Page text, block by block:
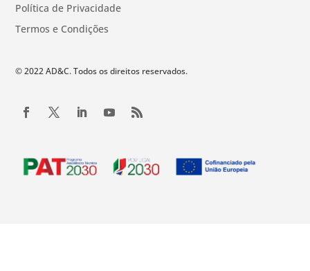
Política de Privacidade
Termos e Condições
© 2022 AD&C. Todos os direitos reservados.